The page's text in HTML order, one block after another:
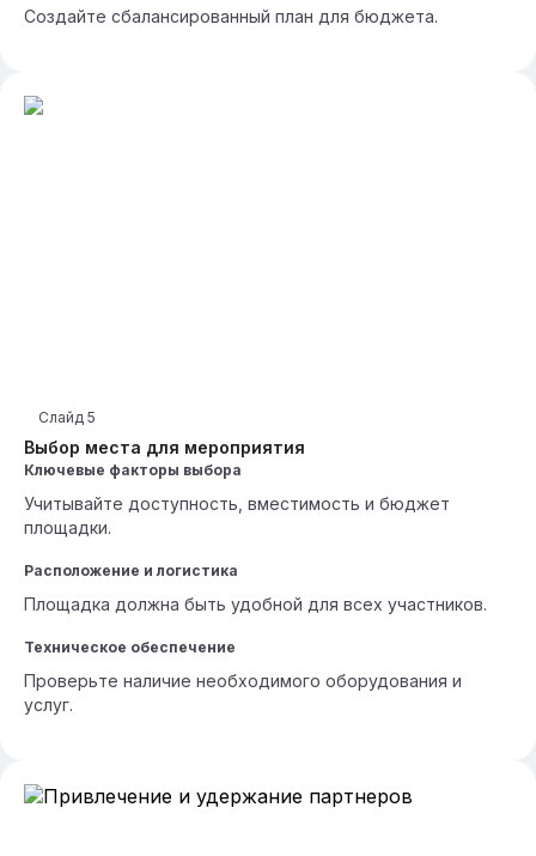
Создайте сбалансированный план для бюджета.
Выбор места для мероприятия
Слайд 5
Ключевые факторы выбора
Учитывайте доступность, вместимость и бюджет
площадки.
Расположение и логистика
Площадка должна быть удобной для всех участников.
Техническое обеспечение
Проверьте наличие необходимого оборудования и
услуг.